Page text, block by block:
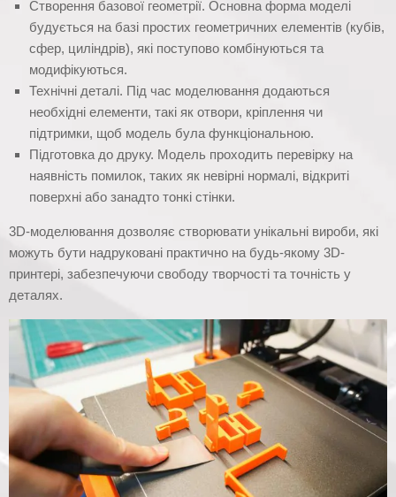
Створення базової геометрії. Основна форма моделі
будується на базі простих геометричних елементів (кубів,
сфер, циліндрів), які поступово комбінуються та
модифікуються.
Технічні деталі. Під час моделювання додаються
необхідні елементи, такі як отвори, кріплення чи
підтримки, щоб модель була функціональною.
Підготовка до друку. Модель проходить перевірку на
наявність помилок, таких як невірні нормалі, відкриті
поверхні або занадто тонкі стінки.
3D-моделювання дозволяє створювати унікальні вироби, які
можуть бути надруковані практично на будь-якому 3D-
принтері, забезпечуючи свободу творчості та точність у
деталях.